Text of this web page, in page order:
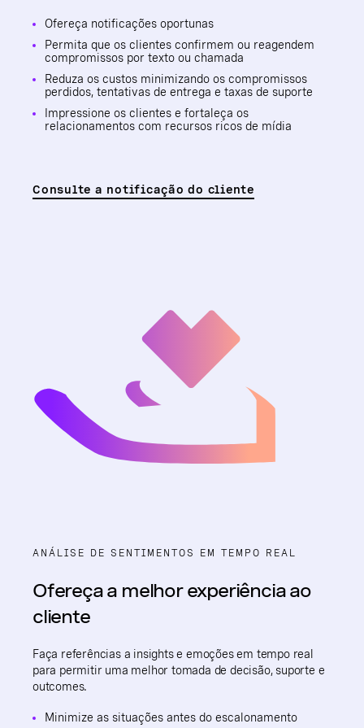
Ofereça notificações oportunas
Permita que os clientes confirmem ou reagendem
compromissos por texto ou chamada
Reduza os custos minimizando os compromissos
perdidos, tentativas de entrega e taxas de suporte
Impressione os clientes e fortaleça os
relacionamentos com recursos ricos de mídia
Consulte a notificação do cliente
ANÁLISE DE SENTIMENTOS EM TEMPO REAL
Ofereça a melhor experiência ao
cliente
Faça referências a insights e emoções em tempo real
para permitir uma melhor tomada de decisão, suporte e
outcomes.
Minimize as situações antes do escalonamento